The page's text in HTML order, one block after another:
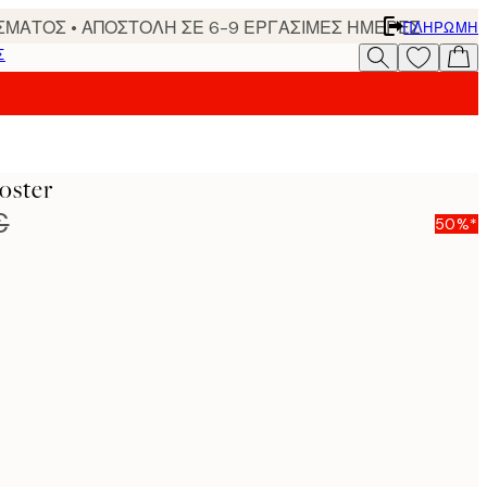
• ΑΠΟΣΤΟΛΗ ΣΕ 6-9 ΕΡΓΑΣΙΜΕΣ ΗΜΕΡΕΣΠΛΗΡΩΜΉ
50%*